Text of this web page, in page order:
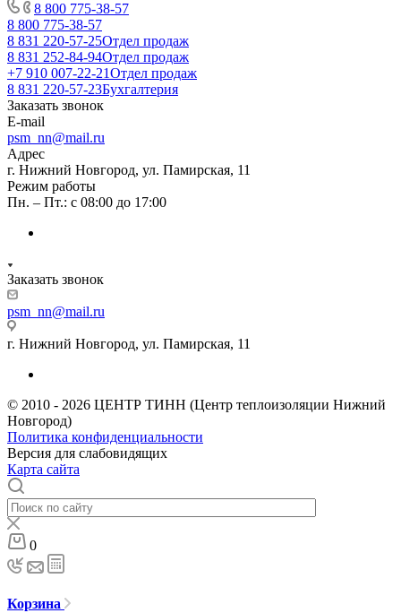
8 800 775-38-57
8 800 775-38-57
8 831 220-57-25Отдел продаж
8 831 252-84-94Отдел продаж
+7 910 007-22-21Отдел продаж
8 831 220-57-23Бухгалтерия
Заказать звонок
E-mail
psm_nn@mail.ru
Адрес
г. Нижний Новгород, ул. Памирская, 11
Режим работы
Пн. – Пт.: с 08:00 до 17:00
Заказать звонок
psm_nn@mail.ru
г. Нижний Новгород, ул. Памирская, 11
© 2010 - 2026 ЦЕНТР ТИНН (Центр теплоизоляции Нижний
Новгород)
Политика конфиденциальности
Версия для слабовидящих
Карта сайта
0
Корзина